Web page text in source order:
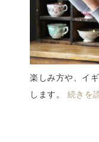
楽しみ方や、イ
します。 続きを